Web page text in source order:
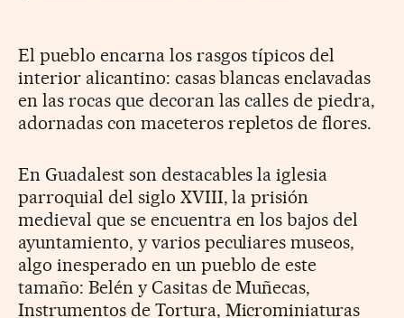
El pueblo encarna los rasgos típicos del
interior alicantino: casas blancas enclavadas
en las rocas que decoran las calles de piedra,
adornadas con maceteros repletos de flores.
En Guadalest son destacables la iglesia
parroquial del siglo XVIII, la prisión
medieval que se encuentra en los bajos del
ayuntamiento, y varios peculiares museos,
algo inesperado en un pueblo de este
tamaño: Belén y Casitas de Muñecas,
Instrumentos de Tortura, Microminiaturas